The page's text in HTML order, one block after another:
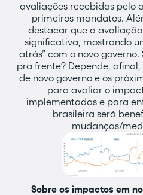
avaliações recebidas pelo
primeiros mandatos.
destacar que a
significativa, mostrando
atrás” com o novo
pra frente? Depende,
de novo governo e os
para avaliar o
implementadas e para
brasileira será
mudanças/
Sobre os impactos em